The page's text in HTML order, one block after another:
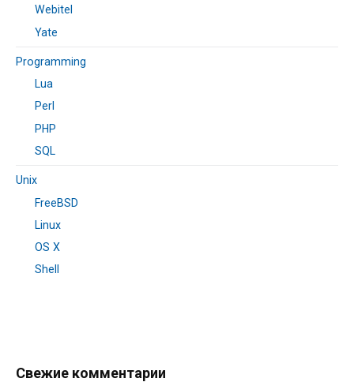
Webitel
Yate
Programming
Lua
Perl
PHP
SQL
Unix
FreeBSD
Linux
OS X
Shell
Свежие комментарии